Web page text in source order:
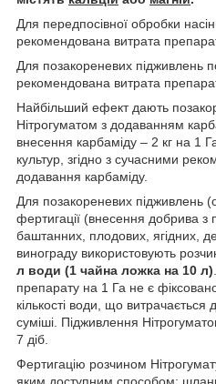
Для передпосівної обробки
рекомендована витрата
Для позакореневих підживлень
рекомендована витрата
Найбільший ефект дають
Нітрогуматом з додаванням
внесення карбаміду – 2 кг на 1
культур, згідно з сучасними
додавання карбаміду.
Для позакореневих підживлень
фертигації (внесення добрива
баштанних, плодових, ягідних,
винограду використовують
л води (1 чайна ложка на 10 л)
препарату на 1 Га не є
кількості води, що витрачається
суміші. Підживлення
7 діб.
Фертигацію розчином